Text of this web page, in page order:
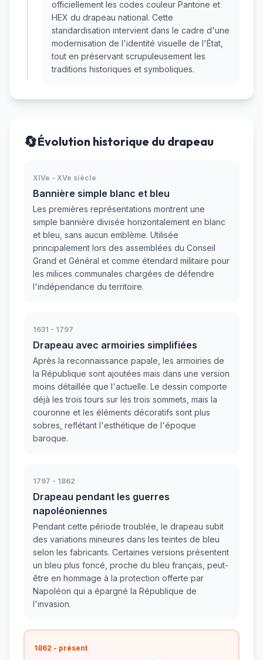
officiellement les codes couleur Pantone et
HEX du drapeau national. Cette
standardisation intervient dans le cadre d'une
modernisation de l'identité visuelle de l'État,
tout en préservant scrupuleusement les
traditions historiques et symboliques.
🔄Évolution historique du drapeau
XIVe - XVe siècle
Bannière simple blanc et bleu
Les premières représentations montrent une
simple bannière divisée horizontalement en blanc
et bleu, sans aucun emblème. Utilisée
principalement lors des assemblées du Conseil
Grand et Général et comme étendard militaire pour
les milices communales chargées de défendre
l'indépendance du territoire.
1631 - 1797
Drapeau avec armoiries simplifiées
Après la reconnaissance papale, les armoiries de
la République sont ajoutées mais dans une version
moins détaillée que l'actuelle. Le dessin comporte
déjà les trois tours sur les trois sommets, mais la
couronne et les éléments décoratifs sont plus
sobres, reflétant l'esthétique de l'époque
baroque.
1797 - 1862
Drapeau pendant les guerres
napoléoniennes
Pendant cette période troublée, le drapeau subit
des variations mineures dans les teintes de bleu
selon les fabricants. Certaines versions présentent
un bleu plus foncé, proche du bleu français, peut-
être en hommage à la protection offerte par
Napoléon qui a épargné la République de
l'invasion.
1862 - présent